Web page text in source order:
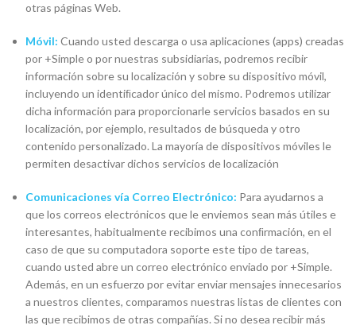
otras páginas Web.
Móvil: Cuando usted descarga o usa aplicaciones (apps) creadas
por +Simple o por nuestras subsidiarias, podremos recibir
información sobre su localización y sobre su dispositivo móvil,
incluyendo un identiﬁcador único del mismo. Podremos utilizar
dicha información para proporcionarle servicios basados en su
localización, por ejemplo, resultados de búsqueda y otro
contenido personalizado. La mayoría de dispositivos móviles le
permiten desactivar dichos servicios de localización
Comunicaciones vía Correo Electrónico: Para ayudarnos a
que los correos electrónicos que le enviemos sean más útiles e
interesantes, habitualmente recibimos una conﬁrmación, en el
caso de que su computadora soporte este tipo de tareas,
cuando usted abre un correo electrónico enviado por +Simple.
Además, en un esfuerzo por evitar enviar mensajes innecesarios
a nuestros clientes, comparamos nuestras listas de clientes con
las que recibimos de otras compañías. Si no desea recibir más